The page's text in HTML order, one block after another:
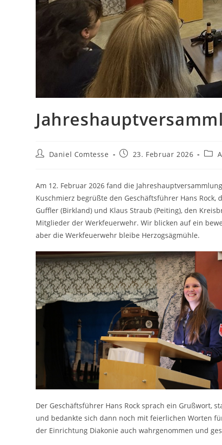
Beitrags-
Daniel Comtesse
Beitrag23. Februar 2026
Am 12. Februar 2026 fand die
Kuschmierz begrüßte den Geschäftsführer Hans
Guffler (Birkland) und Klaus Straub (Peiting), den
Mitglieder der Werkfeuerwehr. Wir blicken auf ein
aber die Werkfeuerwehr bleibe Herzogsägmühle.
Der Geschäftsführer Hans Rock sprach ein Grußwort,
und bedankte sich dann noch mit feierlichen Worten
der Einrichtung Diakonie auch wahrgenommen und